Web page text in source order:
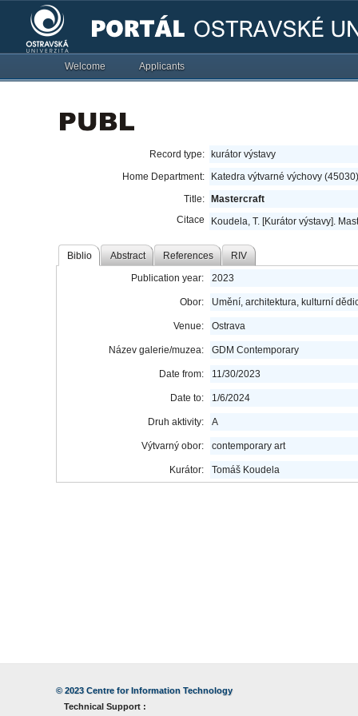
Welcome Applicants
Record type:
kurátor výstavy
Home Department:
Katedra výtvarné výchovy (45030)
Title:
Mastercraft
Citace
Koudela, T. [Kurátor výstavy].
Biblio Abstract References RIV
Publication year: 2023
Obor: Umění, architektura, kulturní
Venue: Ostrava
Název galerie/muzea: GDM Contemporary
Date from: 11/30/2023
Date to: 1/6/2024
Druh aktivity: A
Výtvarný obor: contemporary art
Kurátor: Tomáš Koudela
© 2023 Centre for Information Technology
Technical Support :